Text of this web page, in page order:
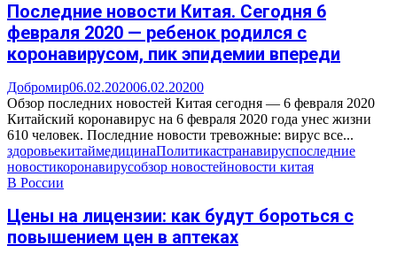
Последние новости Китая. Сегодня 6
февраля 2020 — ребенок родился с
коронавирусом, пик эпидемии впереди
Добромир06.02.202006.02.20200
Обзор последних новостей Китая сегодня — 6 февраля 2020
Китайский коронавирус на 6 февраля 2020 года унес жизни
610 человек. Последние новости тревожные: вирус все...
здоровьекитаймедицинаПолитикастранавируспоследние
новостикоронавирусобзор новостейновости китая
В России
Цены на лицензии: как будут бороться с
повышением цен в аптеках